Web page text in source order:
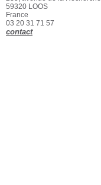
59320 LOOS
France
03 20 31 71 57
contact